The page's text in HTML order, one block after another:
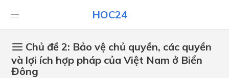
HOC24
Chủ đề 2: Bảo vệ chủ quyền, các quyền
và lợi ích hợp pháp của Việt Nam ở Biển
Đông